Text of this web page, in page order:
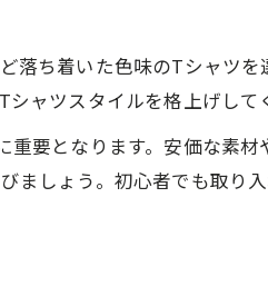
落ち着いた色味のTシャツ
ャツスタイルを格上げして
要となります。安価な素
ましょう。初心者でも取り